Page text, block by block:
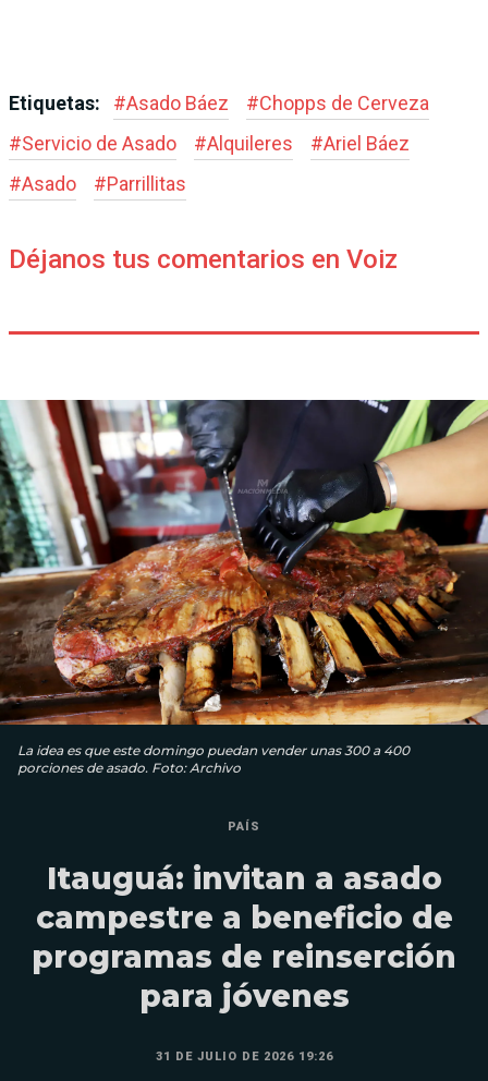
Etiquetas: #Asado Báez #Chopps de Cerveza
#Servicio de Asado #Alquileres #Ariel Báez
#Asado #Parrillitas
Déjanos tus comentarios en Voiz
La idea es que este domingo puedan vender unas 300 a 400
porciones de asado. Foto: Archivo
PAÍS
Itauguá: invitan a asado
campestre a beneficio de
programas de reinserción
para jóvenes
31 DE JULIO DE 2026 19:26